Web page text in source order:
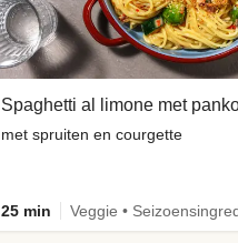
Spaghetti al limone met
met spruiten en courgette
25 min Veggie •